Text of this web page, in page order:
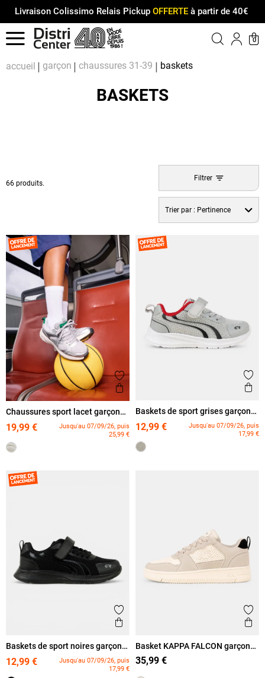
Livraison Colissimo Relais Pickup OFFERTEà partir de 40€
Menu
0
accueil garçon chaussures 31-39 baskets
BASKETS
66 produits.
Filtrer
Trier par : Pertinence
Ajouter aux favoris
Aperçu rapide
Chaussures sport lacet garçon
19,99 €
Jusqu'au 07/09/26, puis
25,99 €
Baskets de sport grises garçon
12,99 €
Jusqu'au 07/09/26, puis
17,99 €
Ajouter aux favoris
Aperçu rapide
Baskets de sport noires garçon
(31-39)
12,99 €
Jusqu'au 07/09/26, puis
17,99 €
Basket KAPPA FALCON garçon
(31-38)
35,99 €